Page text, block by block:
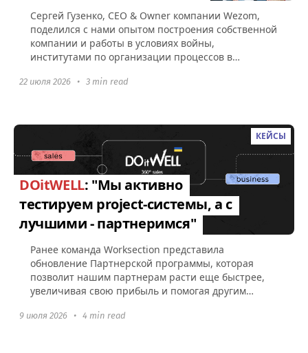
Сергей Гузенко, СEO & Owner компании Wezom,
поделился с нами опытом построения собственной
компании и работы в условиях войны,
институтами по организации процессов в
22 июля 2026 • 3 min read
КЕЙСЫ
DOitWELL: "Мы активно
тестируем project-системы, а с
лучшими - партнеримся"
Ранее команда Worksection представила
обновление Партнерской программы, которая
позволит нашим партнерам расти еще быстрее,
увеличивая свою прибыль и помогая другим
9 июля 2026 • 4 min read